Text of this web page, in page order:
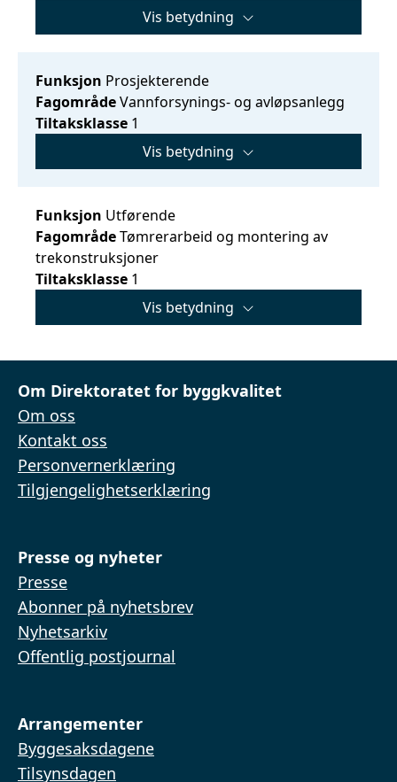
Vis betydning
Funksjon Prosjekterende
FagområdeVannforsynings- og avløpsanlegg
Tiltaksklasse 1
Vis betydning
Funksjon Utførende
FagområdeTømrerarbeid og montering av
trekonstruksjoner
Tiltaksklasse 1
Vis betydning
Om Direktoratet for byggkvalitet
Om oss
Kontakt oss
Personvernerklæring
Tilgjengelighetserklæring
Presse og nyheter
Presse
Abonner på nyhetsbrev
Nyhetsarkiv
Offentlig postjournal
Arrangementer
Byggesaksdagene
Tilsynsdagen